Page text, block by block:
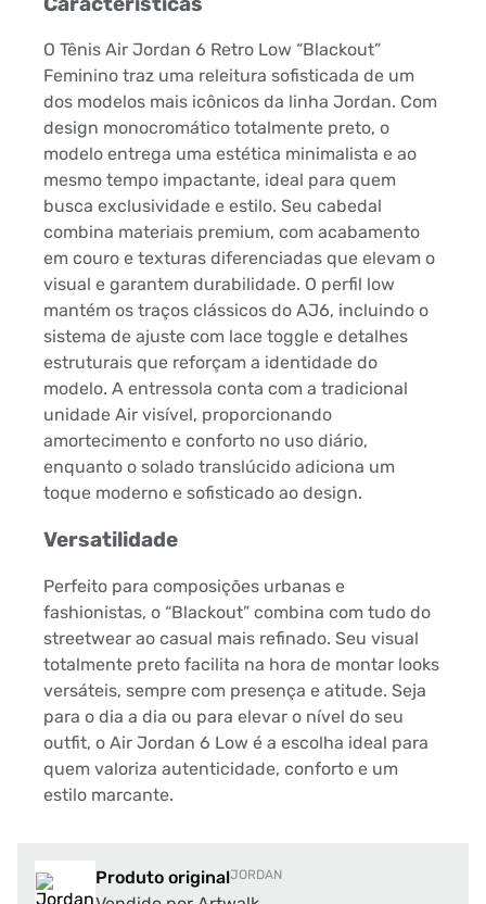
O Tênis Air Jordan 6 Retro Low “Blackout”
Feminino traz uma releitura sofisticada de um
dos modelos mais icônicos da linha Jordan. Com
design monocromático totalmente preto, o
modelo entrega uma estética minimalista e ao
mesmo tempo impactante, ideal para quem
busca exclusividade e estilo. Seu cabedal
combina materiais premium, com acabamento
em couro e texturas diferenciadas que elevam o
visual e garantem durabilidade. O perfil low
mantém os traços clássicos do AJ6, incluindo o
sistema de ajuste com lace toggle e detalhes
estruturais que reforçam a identidade do
modelo. A entressola conta com a tradicional
unidade Air visível, proporcionando
amortecimento e conforto no uso diário,
enquanto o solado translúcido adiciona um
toque moderno e sofisticado ao design.
Versatilidade
Perfeito para composições urbanas e
fashionistas, o “Blackout” combina com tudo do
streetwear ao casual mais refinado. Seu visual
totalmente preto facilita na hora de montar looks
versáteis, sempre com presença e atitude. Seja
para o dia a dia ou para elevar o nível do seu
outfit, o Air Jordan 6 Low é a escolha ideal para
quem valoriza autenticidade, conforto e um
estilo marcante.
Produto originalJORDAN